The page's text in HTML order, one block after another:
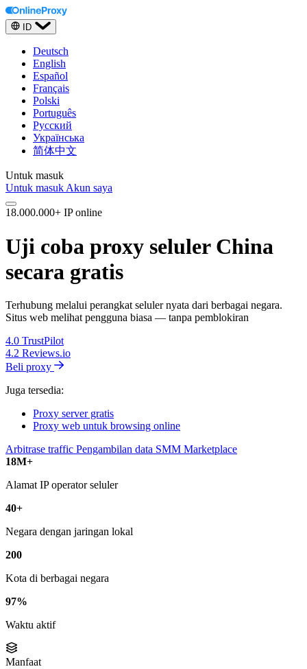
ID
Deutsch
English
Español
Français
Polski
Português
Русский
Українська
简体中文
Untuk masuk
Untuk masuk Akun saya
18.000.000+ IP online
Uji coba proxy seluler China
secara gratis
Terhubung melalui perangkat seluler nyata dari berbagai negara.
Situs web melihat pengguna biasa — tanpa pemblokiran
4.0 TrustPilot
4.2 Reviews.io
Beli proxy
Juga tersedia:
Proxy server gratis
Proxy web untuk browsing online
Arbitrase traffic Pengambilan data SMM Marketplace
18M+
Alamat IP operator seluler
40+
Negara dengan jaringan lokal
200
Kota di berbagai negara
97%
Waktu aktif
Manfaat